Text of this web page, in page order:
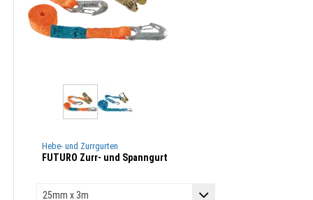
Hebe- und Zurrgurten
FUTURO Zurr- und Spanngurt